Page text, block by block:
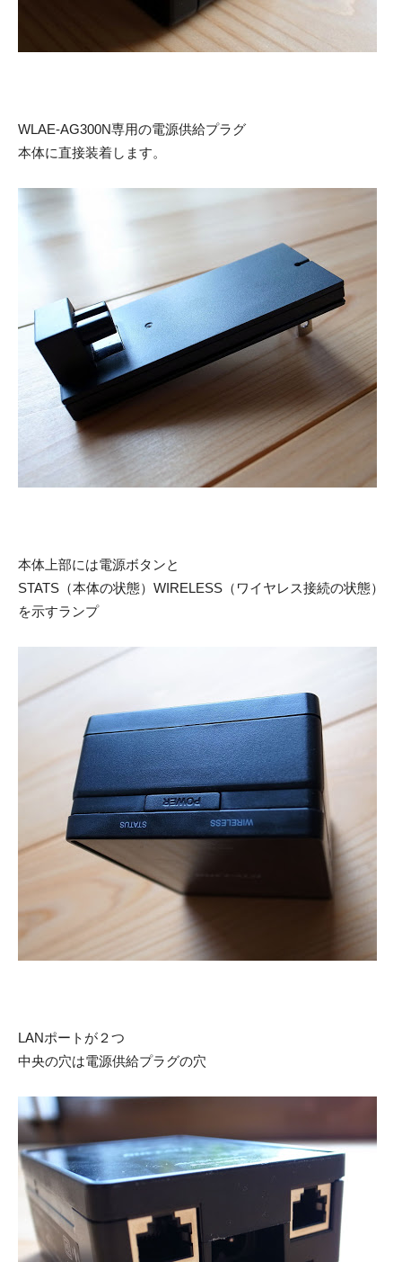
WLAE-AG300N専用の電源供給プラグ
本体に直接装着します。
本体上部には電源ボタンと
STATS（本体の状態）WIRELESS（ワイヤレス接続の状態）
を示すランプ
LANポートが２つ
中央の穴は電源供給プラグの穴